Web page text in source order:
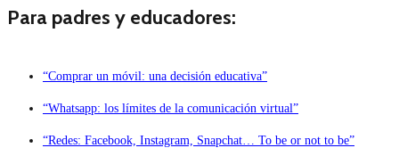
Para padres y educadores:
“Comprar un móvil: una decisión educativa”
“Whatsapp: los límites de la comunicación virtual”
“Redes: Facebook, Instagram, Snapchat… To be or not to be”